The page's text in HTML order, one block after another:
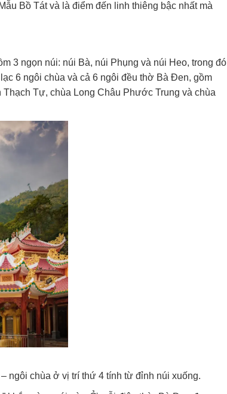
Bồ Tát và là điểm đến linh thiêng bậc nhất mà
3 ngọn núi: núi Bà, núi Phụng và núi Heo, trong đó
6 ngôi chùa và cả 6 ngôi đều thờ Bà Đen, gồm
Tự, chùa Long Châu Phước Trung và chùa
ngôi chùa ở vị trí thứ 4 tính từ đỉnh núi xuống.